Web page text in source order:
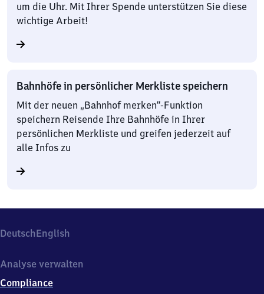
um die Uhr. Mit Ihrer Spende unterstützen Sie diese
wichtige Arbeit!
Bahnhöfe in persönlicher Merkliste speichern
Mit der neuen „Bahnhof merken“-Funktion
speichern Reisende Ihre Bahnhöfe in Ihrer
persönlichen Merkliste und greifen jederzeit auf
alle Infos zu
DeutschEnglish
Analyse verwalten
Compliance